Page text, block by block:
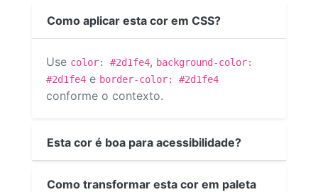
Como aplicar esta cor em CSS?
Use color: #2d1fe4, background-color:
#2d1fe4 e border-color: #2d1fe4
conforme o contexto.
Esta cor é boa para acessibilidade?
Como transformar esta cor em paleta